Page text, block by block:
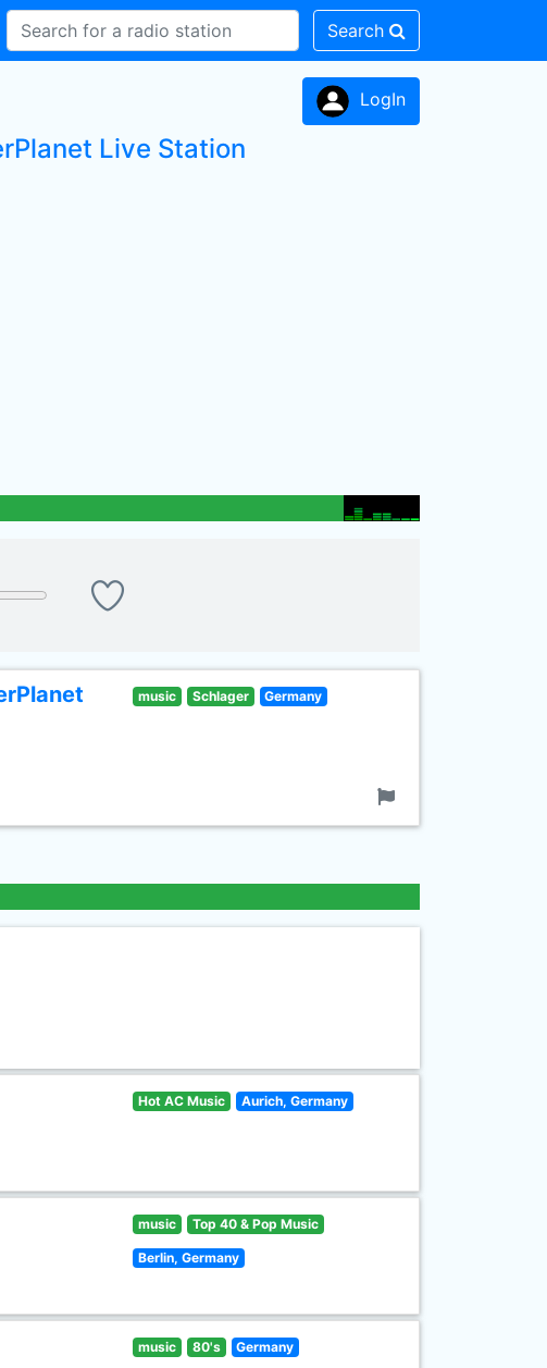
Search
LogIn
Live Station
music Schlager Germany
Hot AC Music Aurich, Germany
music Top 40 & Pop Music
Berlin, Germany
music 80's Germany